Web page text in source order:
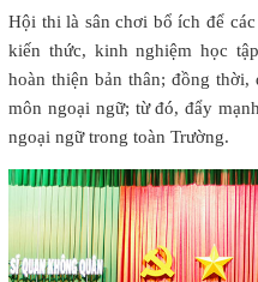
Hội thi là sân chơi bổ ích để
kiến thức, kinh nghiệm học
hoàn thiện bản thân; đồng thời,
môn ngoại ngữ; từ đó, đẩy
ngoại ngữ trong toàn Trường.